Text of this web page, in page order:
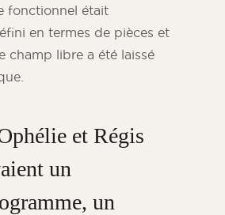
fonctionnel était
en termes de pièces et
champ libre a été laissé
et Régis
un
un